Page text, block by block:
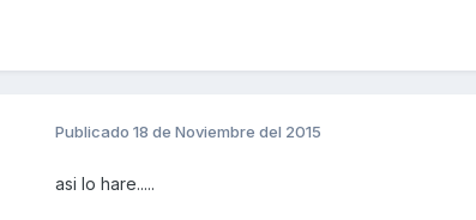
Publicado 18 de Noviembre del 2015
asi lo hare.....